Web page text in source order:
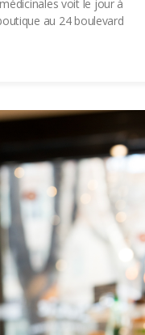
voit le jour à
au 24 boulevard